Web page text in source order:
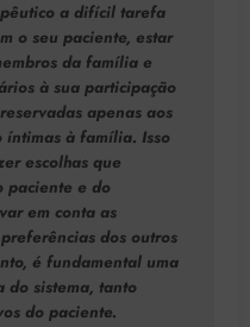
a difícil tarefa
o seu paciente, estar
da família e
à sua participação
apenas aos
íntimas à família. Isso
escolhas que
paciente e do
em conta as
dos outros
é fundamental uma
do sistema, tanto
do paciente.